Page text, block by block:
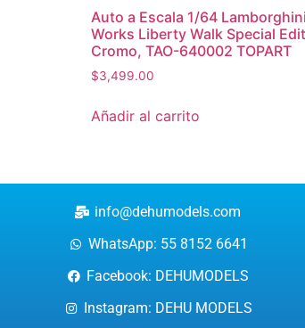
Auto a Escala 1/64
Works Liberty Walk Special
Cromo, TAO-640002 TOPART
$3,499.00
Añadir al carrito
info@dehumodels.com
WhatsApp: 55 8152 6641
Facebook: DEHUMODELS
Instagram: DEHU MODELS